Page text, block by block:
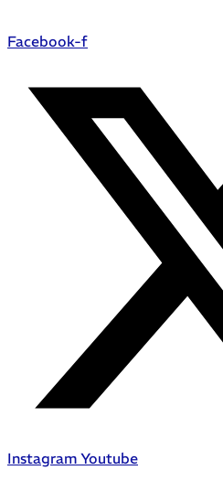
Facebook-f
Instagram Youtube